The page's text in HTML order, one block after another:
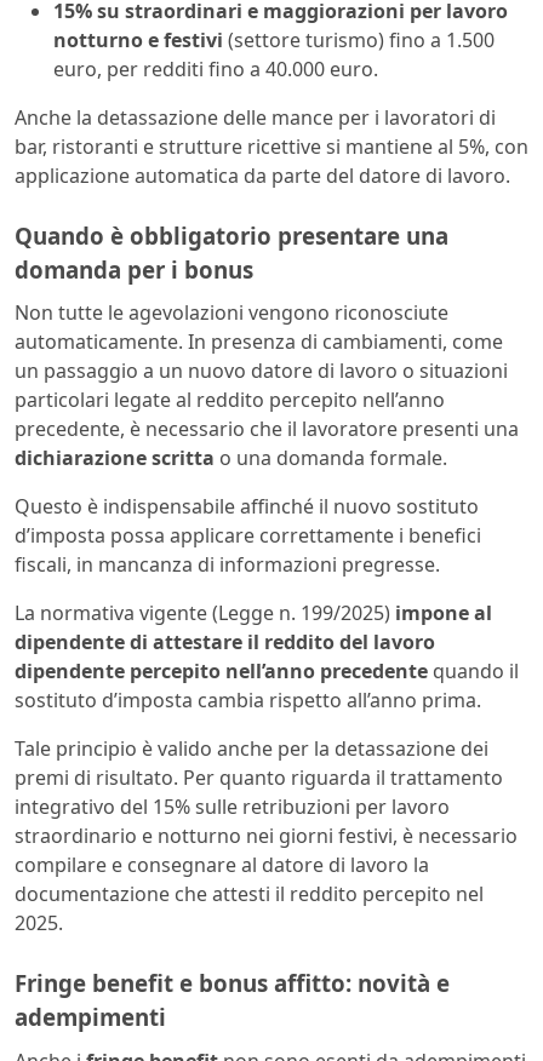
15% su straordinari e maggiorazioni per lavoro
notturno e festivi (settore turismo) fino a 1.500
euro, per redditi fino a 40.000 euro.
Anche la detassazione delle mance per i lavoratori di
bar, ristoranti e strutture ricettive si mantiene al 5%, con
applicazione automatica da parte del datore di lavoro.
Quando è obbligatorio presentare una
domanda per i bonus
Non tutte le agevolazioni vengono riconosciute
automaticamente. In presenza di cambiamenti, come
un passaggio a un nuovo datore di lavoro o situazioni
particolari legate al reddito percepito nell’anno
precedente, è necessario che il lavoratore presenti una
dichiarazione scritta o una domanda formale.
Questo è indispensabile affinché il nuovo sostituto
d’imposta possa applicare correttamente i benefici
fiscali, in mancanza di informazioni pregresse.
La normativa vigente (Legge n. 199/2025) impone al
dipendente di attestare il reddito del lavoro
dipendente percepito nell’anno precedente quando il
sostituto d’imposta cambia rispetto all’anno prima.
Tale principio è valido anche per la detassazione dei
premi di risultato. Per quanto riguarda il trattamento
integrativo del 15% sulle retribuzioni per lavoro
straordinario e notturno nei giorni festivi, è necessario
compilare e consegnare al datore di lavoro la
documentazione che attesti il reddito percepito nel
2025.
Fringe benefit e bonus affitto: novità e
adempimenti